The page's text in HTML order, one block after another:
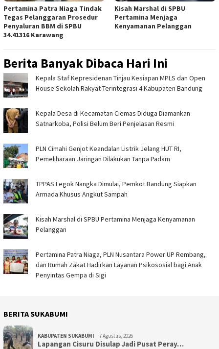
Pertamina Patra Niaga Tindak
Tegas Pelanggaran Prosedur
Penyaluran BBM di SPBU
34.41316 Karawang
Kisah Marshal di SPBU
Pertamina Menjaga
Kenyamanan Pelanggan
Berita Banyak Dibaca Hari Ini
Kepala Staf Kepresidenan Tinjau Kesiapan MPLS dan Open
House Sekolah Rakyat Terintegrasi 4 Kabupaten Bandung
Kepala Desa di Kecamatan Ciemas Diduga Diamankan
Satnarkoba, Polisi Belum Beri Penjelasan Resmi
PLN Cimahi Genjot Keandalan Listrik Jelang HUT RI,
Pemeliharaan Jaringan Dilakukan Tanpa Padam
TPPAS Legok Nangka Dimulai, Pemkot Bandung Siapkan
Armada Khusus Angkut Sampah
Kisah Marshal di SPBU Pertamina Menjaga Kenyamanan
Pelanggan
Pertamina Patra Niaga, PLN Nusantara Power UP Rembang,
dan Rumah Zakat Hadirkan Layanan Psikososial bagi Anak
Penyintas Gempa di Sigi
BERITA SUKABUMI
KABUPATEN SUKABUMI 7 Agustus, 2026
Lapangan Cisuru Disulap Jadi Pusat Peray…